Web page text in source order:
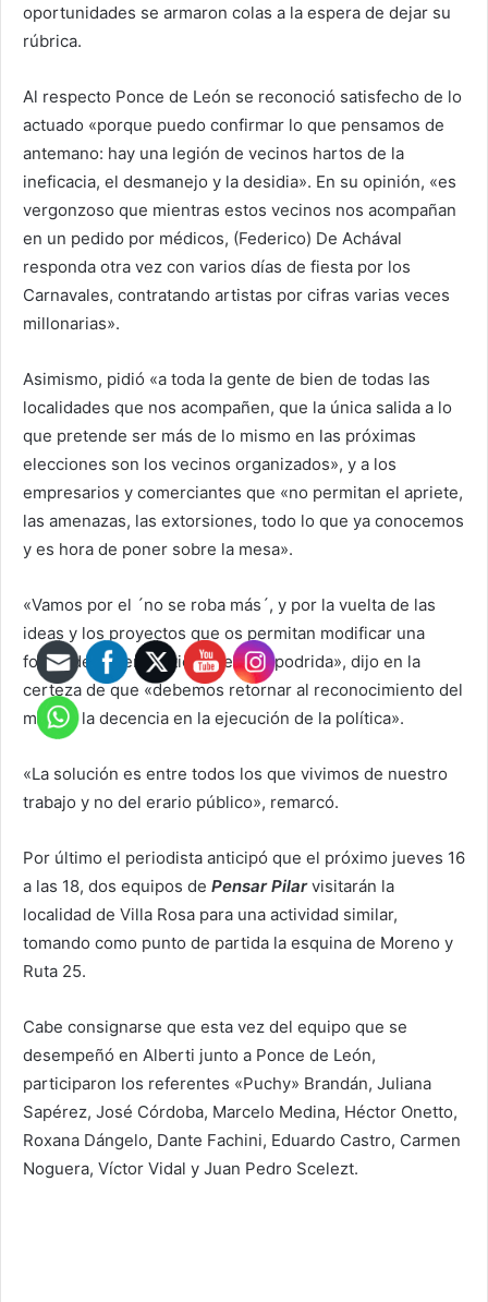
oportunidades se armaron colas a la espera de dejar su
rúbrica.
Al respecto Ponce de León se reconoció satisfecho de lo
actuado «porque puedo confirmar lo que pensamos de
antemano: hay una legión de vecinos hartos de la
ineficacia, el desmanejo y la desidia». En su opinión, «es
vergonzoso que mientras estos vecinos nos acompañan
en un pedido por médicos, (Federico) De Achával
responda otra vez con varios días de fiesta por los
Carnavales, contratando artistas por cifras varias veces
millonarias».
Asimismo, pidió «a toda la gente de bien de todas las
localidades que nos acompañen, que la única salida a lo
que pretende ser más de lo mismo en las próximas
elecciones son los vecinos organizados», y a los
empresarios y comerciantes que «no permitan el apriete,
las amenazas, las extorsiones, todo lo que ya conocemos
y es hora de poner sobre la mesa».
«Vamos por el ´no se roba más´, y por la vuelta de las
ideas y los proyectos que os permitan modificar una
forma de hacer política que está podrida», dijo en la
certeza de que «debemos retornar al reconocimiento del
mérito, la decencia en la ejecución de la política».
«La solución es entre todos los que vivimos de nuestro
trabajo y no del erario público», remarcó.
Por último el periodista anticipó que el próximo jueves 16
a las 18, dos equipos de Pensar Pilar visitarán la
localidad de Villa Rosa para una actividad similar,
tomando como punto de partida la esquina de Moreno y
Ruta 25.
Cabe consignarse que esta vez del equipo que se
desempeñó en Alberti junto a Ponce de León,
participaron los referentes «Puchy» Brandán, Juliana
Sapérez, José Córdoba, Marcelo Medina, Héctor Onetto,
Roxana Dángelo, Dante Fachini, Eduardo Castro, Carmen
Noguera, Víctor Vidal y Juan Pedro Scelezt.